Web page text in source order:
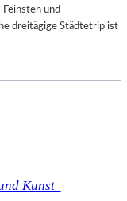
und
dreitägige Städtetrip ist
Kunst